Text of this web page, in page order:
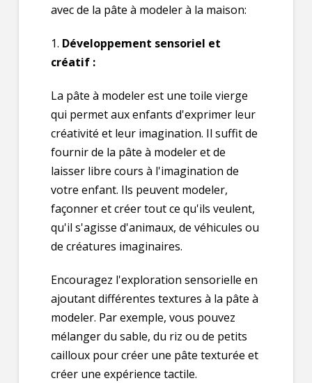
avec de la pâte à modeler à la maison:
1. Développement sensoriel et
créatif :
La pâte à modeler est une toile vierge
qui permet aux enfants d'exprimer leur
créativité et leur imagination. Il suffit de
fournir de la pâte à modeler et de
laisser libre cours à l'imagination de
votre enfant. Ils peuvent modeler,
façonner et créer tout ce qu'ils veulent,
qu'il s'agisse d'animaux, de véhicules ou
de créatures imaginaires.
Encouragez l'exploration sensorielle en
ajoutant différentes textures à la pâte à
modeler. Par exemple, vous pouvez
mélanger du sable, du riz ou de petits
cailloux pour créer une pâte texturée et
créer une expérience tactile.